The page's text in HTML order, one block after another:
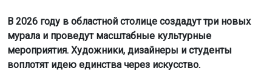
В 2026 году в областной столице создадут три новых
мурала и проведут масштабные культурные
мероприятия. Художники, дизайнеры и студенты
воплотят идею единства через искусство.